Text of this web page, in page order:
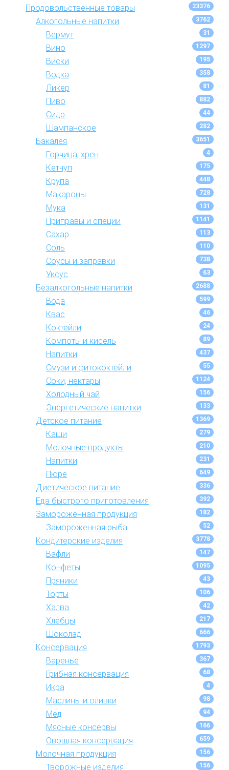
Продовольственные товары 23376
Алкогольные напитки 3762
Вермут 31
Вино 1297
Виски 195
Водка 358
Ликер 81
Пиво 882
Сидр 44
Шампанское 282
Бакалея 3651
Горчица, хрен 4
Кетчуп 175
Крупа 448
Макароны 728
Мука 131
Приправы и специи 1141
Сахар 113
Соль 110
Соусы и заправки 738
Уксус 63
Безалкогольные напитки 2688
Вода 599
Квас 46
Коктейли 24
Компоты и кисель 89
Напитки 437
Смузи и фитококтейли 55
Соки, нектары 1124
Холодный чай 156
Энергетические напитки 133
Детское питание 1369
Каши 279
Молочные продукты 210
Напитки 231
Пюре 649
Диетическое питание 336
Еда быстрого приготовления 392
Замороженная продукция 182
Замороженная рыба 52
Кондитерские изделия 3778
Вафли 147
Конфеты 1095
Пряники 43
Торты 106
Халва 42
Хлебцы 217
Шоколад 666
Консервация 1793
Варенье 367
Грибная консервация 68
Икра 4
Маслины и оливки 98
Мед 94
Мясные консервы 166
Овощная консервация 659
Молочная продукция 156
Творожные изделия 156